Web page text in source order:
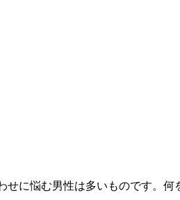
せに悩む男性は多いものです。